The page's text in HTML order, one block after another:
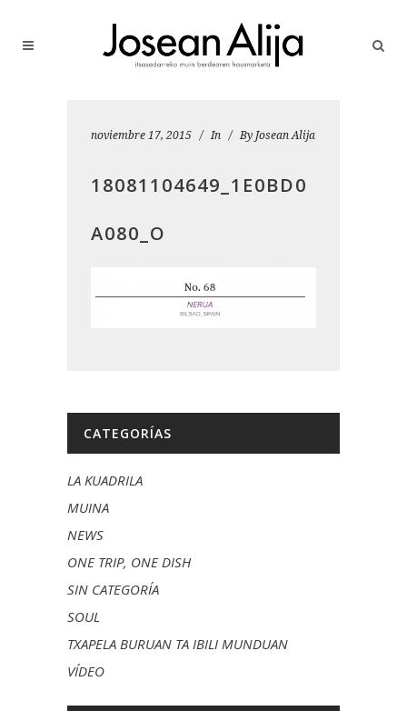
noviembre 17, 2015 In By Josean Alija
18081104649_1E0BD0
A080_O
CATEGORÍAS
LA KUADRILA
MUINA
NEWS
ONE TRIP, ONE DISH
SIN CATEGORÍA
SOUL
TXAPELA BURUAN TA IBILI MUNDUAN
VÍDEO